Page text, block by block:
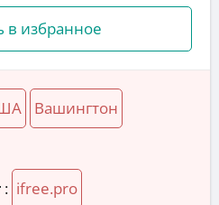
в избранное
Вашингтон
: ifree.pro